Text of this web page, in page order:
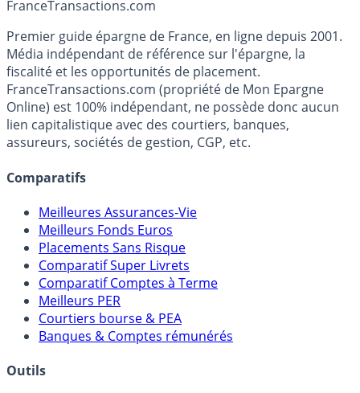
FranceTransactions.com
Premier guide épargne de France, en ligne depuis 2001.
Média indépendant de référence sur l'épargne, la
fiscalité et les opportunités de placement.
FranceTransactions.com (propriété de Mon Epargne
Online) est 100% indépendant, ne possède donc aucun
assureurs, sociétés de gestion, CGP, etc.
Comparatifs
Meilleures Assurances-Vie
Meilleurs Fonds Euros
Placements Sans Risque
Comparatif Super Livrets
Comparatif Comptes à Terme
Meilleurs PER
Banques & Comptes rémunérés